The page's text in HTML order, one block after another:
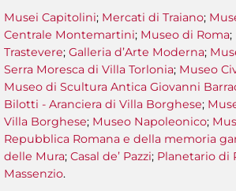
Musei Capitolini; Mercati di Traiano;
Centrale Montemartini; Museo di Roma;
Trastevere; Galleria d’Arte Moderna;
Serra Moresca di Villa Torlonia; Museo
Museo di Scultura Antica Giovanni
Bilotti - Aranciera di Villa Borghese;
Villa Borghese; Museo Napoleonico;
Repubblica Romana e della memoria
delle Mura; Casal de’ Pazzi; Planetario di
Massenzio.